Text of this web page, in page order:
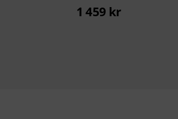
1 459 kr